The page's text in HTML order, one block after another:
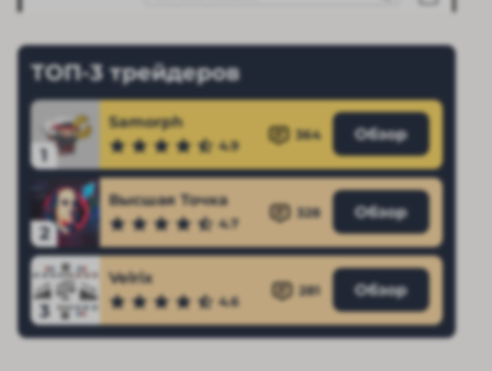
ТОП-3 трейдеров
1
Samorph
4.9
364 Обзор
2
Высшая Точка
4.7
328 Обзор
3
Velrix
4.6
281 Обзор